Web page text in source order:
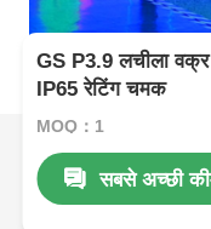
GS P3.9 लचीला वक्र
IP65 रेटिंग चमक
MOQ：1
सबसे अच्छी